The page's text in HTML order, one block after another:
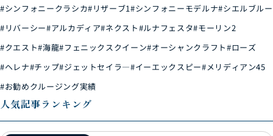
#シンフォニークラシカ#リザーブ1#シンフォニーモデルナ#シエルブルー
#リバーシー#アルカディア#ネクスト#ルナフェスタ#モーリン2
#クエスト#海龍#フェニックスクイーン#オーシャンクラフト#ローズ
#ヘレナ#チップ#ジェットセイラ―#イーエックスピー#メリディアン45
#お勧めクルージング実績
人気記事ランキング